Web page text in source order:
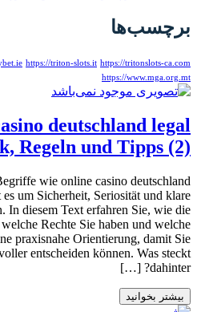
برچسب‌ها
https://triton-slots.it https://tritonslots-ca.com
https://www.mga.org.mt
deutschland legal
Regeln und Tipps (2)
wie online casino deutschland
um Sicherheit, Seriosität und klare
In diesem Text erfahren Sie, wie die
Rechte Sie haben und welche
praxisnahe Orientierung, damit Sie
entscheiden können. Was steckt
dahinter? […]
بیشتر بخوانید